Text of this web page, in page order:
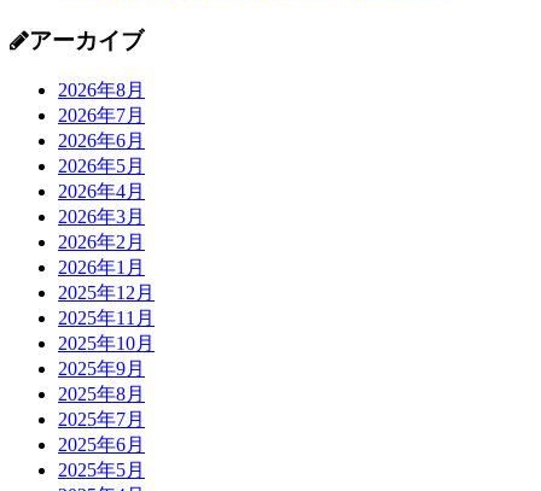
アーカイブ
2026年8月
2026年7月
2026年6月
2026年5月
2026年4月
2026年3月
2026年2月
2026年1月
2025年12月
2025年11月
2025年10月
2025年9月
2025年8月
2025年7月
2025年6月
2025年5月